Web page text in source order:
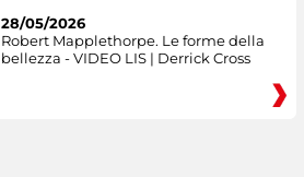
28/05/2026
Robert Mapplethorpe. Le forme della
bellezza - VIDEO LIS | Derrick Cross